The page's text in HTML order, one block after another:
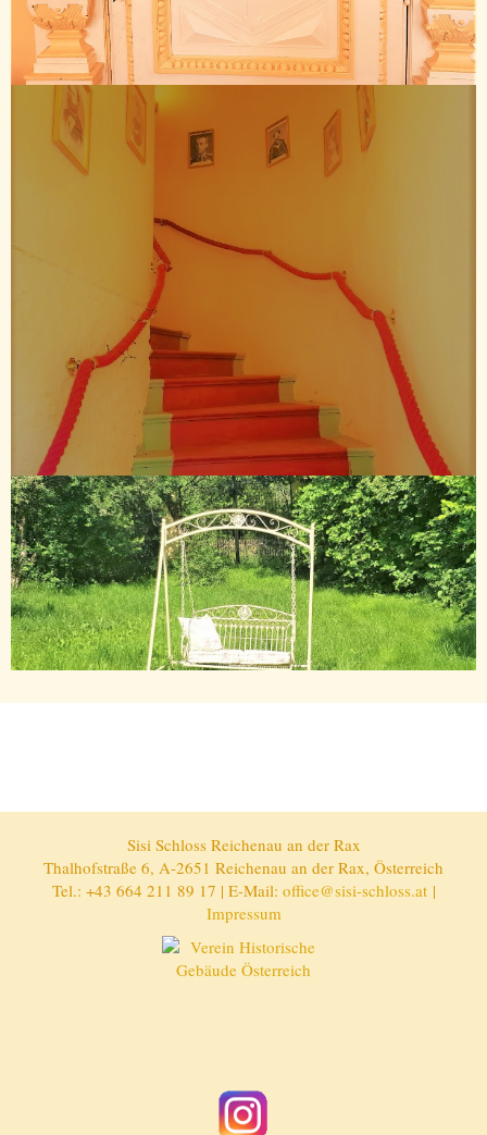
Sisi Schloss Reichenau an der Rax
Thalhofstraße 6, A-2651 Reichenau an der Rax, Österreich
Tel.: +43 664 211 89 17 | E-Mail: office@sisi-schloss.at|
Impressum